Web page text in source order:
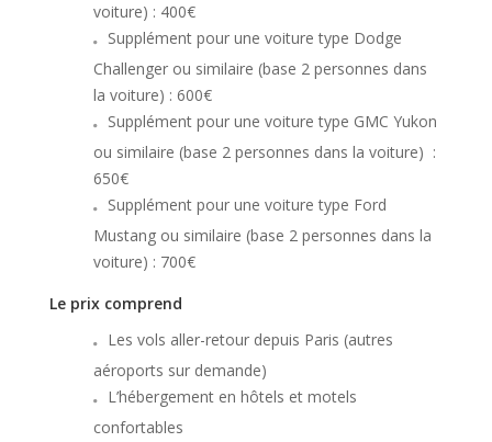
voiture) : 400€
Supplément pour une voiture type Dodge
Challenger ou similaire (base 2 personnes dans
la voiture) : 600€
Supplément pour une voiture type GMC Yukon
ou similaire (base 2 personnes dans la voiture) :
650€
Supplément pour une voiture type Ford
Mustang ou similaire (base 2 personnes dans la
voiture) : 700€
Le prix comprend
Les vols aller-retour depuis Paris (autres
aéroports sur demande)
L’hébergement en hôtels et motels
confortables